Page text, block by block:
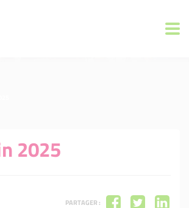
2025
PARTAGER :